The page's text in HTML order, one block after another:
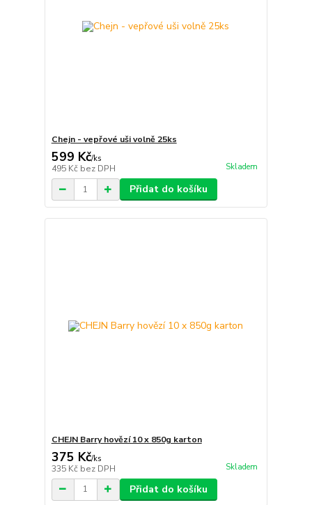
Chejn - vepřové uši volně 25ks
599 Kč/ks
495 Kč bez DPH Skladem
Přidat do košíku
CHEJN Barry hovězí 10 x 850g karton
375 Kč/ks
335 Kč bez DPH Skladem
Přidat do košíku